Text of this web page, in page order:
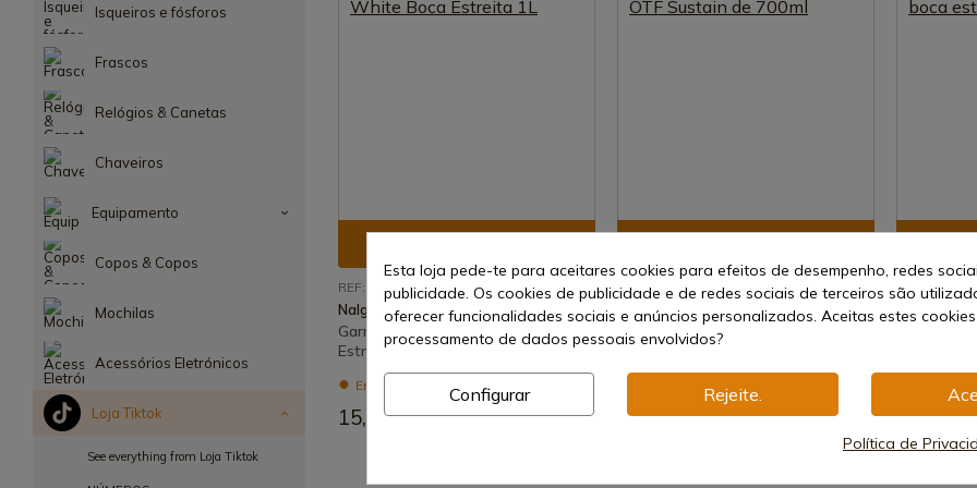
Isqueiros e fósforos
Frascos
Relógios & Canetas
Chaveiros
Equipamento
Copos & Copos
Mochilas
Acessórios Eletrónicos
Loja Tiktok
See everything from Loja Tiktok
REF: NL20212832
Nalgene
Garrafa Nalgene Off-White Boca
Estreita 1L
Envio de 7-15 dias
15,95 €
REF: NL55653524
Nalgene
Garrafa Vermelha Nalgene OTF
Sustain de 700ml
Envio de 7-15 dias
15,00 €
REF:
Garrafa
25,31 €
Esta loja pede-te para aceitares cookies para efeitos de desempenho, redes
publicidade. Os cookies de publicidade e de redes sociais de terceiros são
oferecer funcionalidades sociais e anúncios personalizados. Aceitas estes
processamento de dados pessoais envolvidos?
Configurar Rejeite.
Política de